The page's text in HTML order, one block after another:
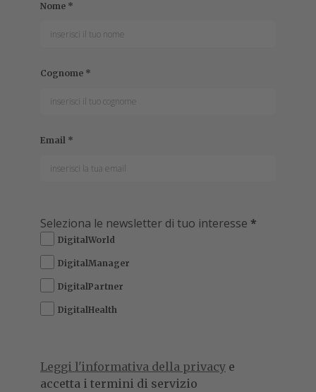
Nome *
Cognome *
Email *
Seleziona le newsletter di tuo interesse *
DigitalWorld
DigitalManager
DigitalPartner
DigitalHealth
Leggi l'informativa della privacy e
accetta i termini di servizio